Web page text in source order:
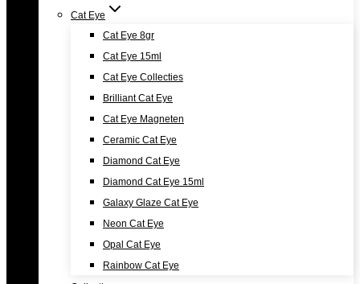
Cat Eye
Cat Eye 8gr
Cat Eye 15ml
Cat Eye Collecties
Brilliant Cat Eye
Cat Eye Magneten
Ceramic Cat Eye
Diamond Cat Eye
Diamond Cat Eye 15ml
Galaxy Glaze Cat Eye
Neon Cat Eye
Opal Cat Eye
Rainbow Cat Eye